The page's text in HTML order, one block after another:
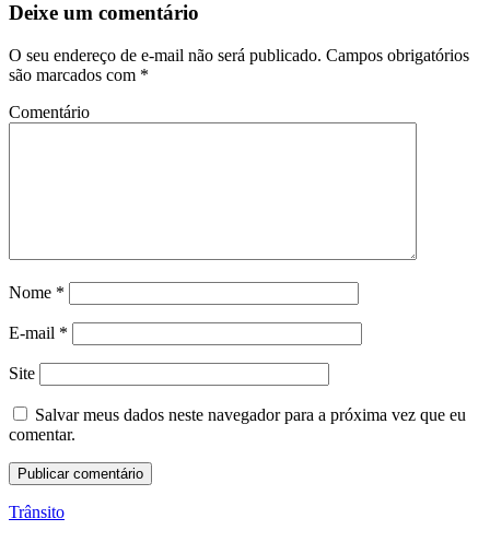
Deixe um comentário
O seu endereço de e-mail não será publicado. Campos obrigatórios
são marcados com *
Comentário
Nome *
E-mail *
Site
Salvar meus dados neste navegador para a próxima vez que eu
comentar.
Trânsito